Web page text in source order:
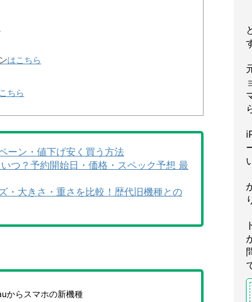
はこちら
ちら
ーン・値下げ安く買う方法
つ？予約開始日・価格・スペック予想 最
・大きさ・重さを比較！歴代旧機種との
からスマホの新機種